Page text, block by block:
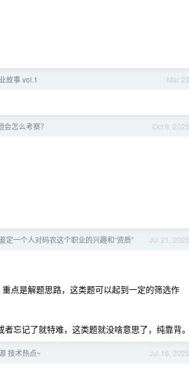
Mar 23
故事 vol.1
Oct 9, 2025
怎么考察？
Jul 21, 2025
一个人对码农这个职业的兴趣和“资质”
点是解题思路，这类题可以起到一定的筛选作
忘记了就特难，这类题就没啥意思了，纯靠背
Jul 16, 2025
技术热点~